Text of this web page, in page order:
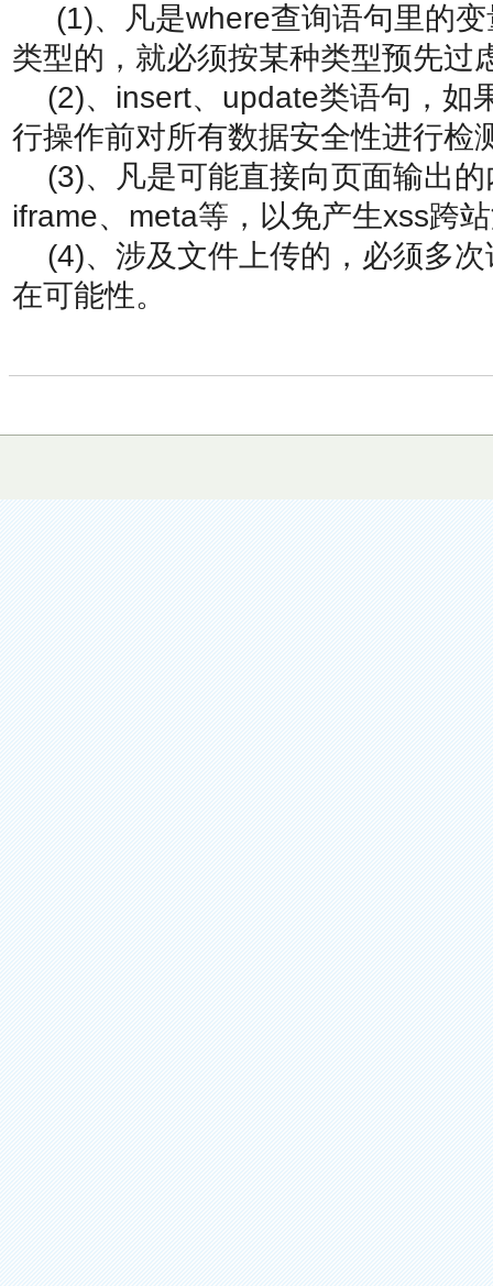
(1)、凡是where查询语句里的
类型的，就必须按某种类型预先过
(2)、insert、update类语句，如
行操作前对所有数据安全性进行检
(3)、凡是可能直接向页面输出的
iframe、meta等，以免产生xss跨
(4)、涉及文件上传的，必须多次
在可能性。